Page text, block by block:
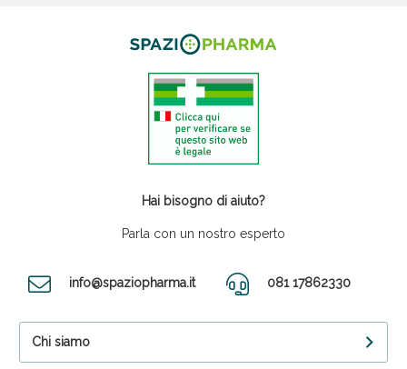
Hai bisogno di aiuto?
Parla con un nostro esperto
info@spaziopharma.it 081 17862330
Chi siamo